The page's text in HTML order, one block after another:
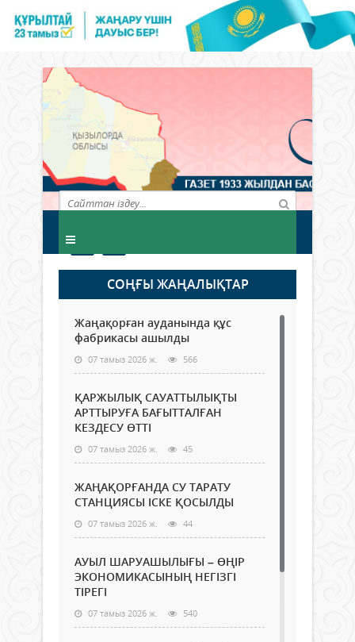
СОҢҒЫ ЖАҢАЛЫҚТАР
Жаңақорған ауданында құс
фабрикасы ашылды
07 тамыз 2026 ж. 566
ҚАРЖЫЛЫҚ САУАТТЫЛЫҚТЫ
АРТТЫРУҒА БАҒЫТТАЛҒАН
КЕЗДЕСУ ӨТТІ
07 тамыз 2026 ж. 45
ЖАҢАҚОРҒАНДА СУ ТАРАТУ
СТАНЦИЯСЫ ІСКЕ ҚОСЫЛДЫ
07 тамыз 2026 ж. 44
АУЫЛ ШАРУАШЫЛЫҒЫ – ӨҢІР
ЭКОНОМИКАСЫНЫҢ НЕГІЗГІ
ТІРЕГІ
07 тамыз 2026 ж. 540